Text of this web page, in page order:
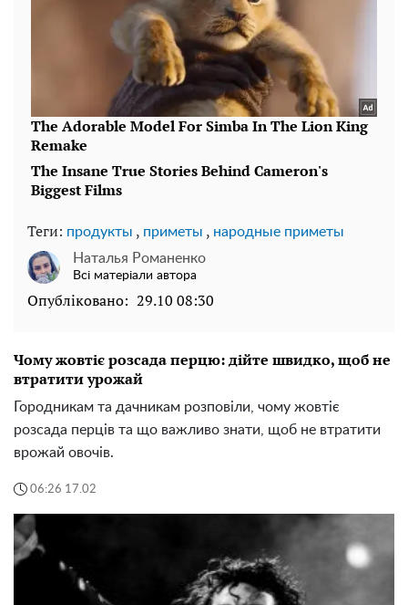
Теги: продукты , приметы , народные приметы
Наталья Романенко
Всі матеріали автора
Опубліковано: 29.10 08:30
Чому жовтіє розсада перцю: дійте швидко, щоб не
втратити урожай
Городникам та дачникам розповіли, чому жовтіє
розсада перців та що важливо знати, щоб не втратити
врожай овочів.
06:26 17.02